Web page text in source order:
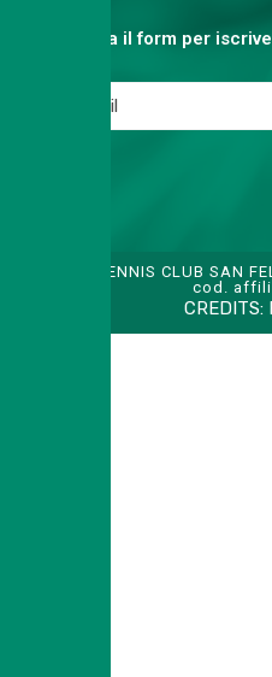
Compila il form per
TENNIS CLUB SAN
cod.
CREDITS: